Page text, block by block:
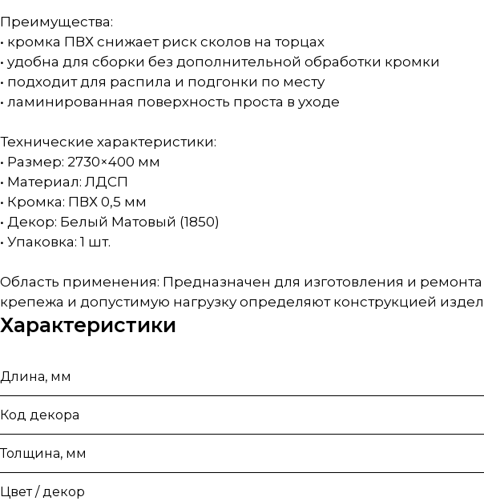
Преимущества:
• кромка ПВХ снижает риск сколов на торцах
• удобна для сборки без дополнительной обработки кромки
• подходит для распила и подгонки по месту
• ламинированная поверхность проста в уходе
Технические характеристики:
• Размер: 2730×400 мм
• Материал: ЛДСП
• Кромка: ПВХ 0,5 мм
• Декор: Белый Матовый (1850)
• Упаковка: 1 шт.
Область применения: Предназначен для изготовления и
крепежа и допустимую нагрузку определяют конструкцией
Характеристики
Длина, мм
Код декора
Толщина, мм
Цвет / декор